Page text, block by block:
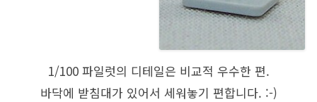
1/100 파일럿의 디테일은 비교적 우수한 편.
바닥에 받침대가 있어서 세워놓기 편합니다. :-)